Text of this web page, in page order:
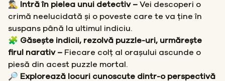
🕵️‍♂️ Intră în pielea unui detectiv – Vei descoperi o
crimă neelucidată și o poveste care te va ține în
suspans până la ultimul indiciu.
🧩 Găsește indicii, rezolvă puzzle-uri, urmărește
firul narativ – Fiecare colț al orașului ascunde o
piesă din acest puzzle mortal.
🔎 Explorează locuri cunoscute dintr-o perspectivă